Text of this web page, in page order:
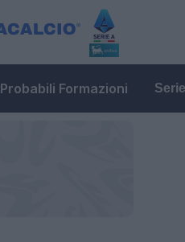
Probabili Formazioni